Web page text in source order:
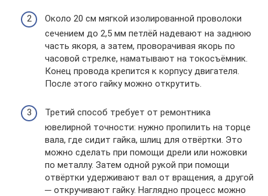
Около 20 см мягкой изолированной проволоки
сечением до 2,5 мм петлёй надевают на заднюю
часть якоря, а затем, проворачивая якорь по
часовой стрелке, наматывают на токосъёмник.
Конец провода крепится к корпусу двигателя.
После этого гайку можно открутить.
Третий способ требует от ремонтника
ювелирной точности: нужно пропилить на торце
вала, где сидит гайка, шлиц для отвёртки. Это
можно сделать при помощи дрели или ножовки
по металлу. Затем одной рукой при помощи
отвёртки удерживают вал от вращения, а другой
─ откручивают гайку. Наглядно процесс можно